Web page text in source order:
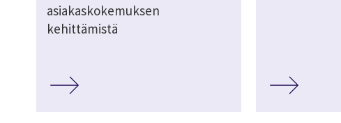
asiakaskokemuksen
kehittämistä